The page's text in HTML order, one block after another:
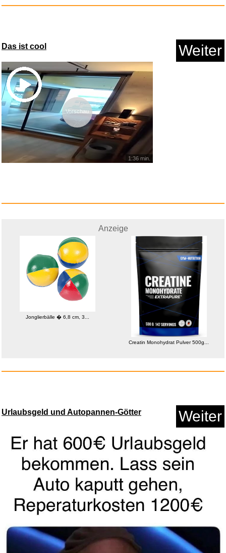
ZINZ Schulter Pad Ersatz
f&uum...
4x Varta Batterie Lithium Coin...
Anzeige
Mini-Modell-Trocknungskabine, ...
Das ist cool Weiter
Vorschau
1:36 min.
Anzeige
Jonglierbälle � 6,8 cm, 3...
Creatin Monohydrat Pulver 500g...
Urlaubsgeld und Autopannen-Götter Weiter